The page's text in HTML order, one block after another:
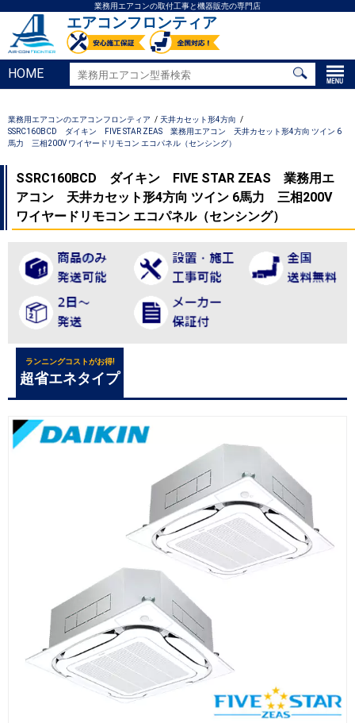
業務用エアコンの取付工事と機器販売の専門店
エアコンフロンティア
HOME
業務用エアコンのエアコンフロンティア
天井カセット形4方向
SSRC160BCD ダイキン FIVE STAR ZEAS 業務用エアコン 天井カセット形4方向 ツイン 6
馬力 三相200V ワイヤードリモコン エコパネル（センシング）
SSRC160BCD ダイキン FIVE STAR ZEAS 業務用エ
アコン 天井カセット形4方向 ツイン 6馬力 三相200V
ワイヤードリモコン エコパネル（センシング）
ランニングコストがお得!
超省エネタイプ